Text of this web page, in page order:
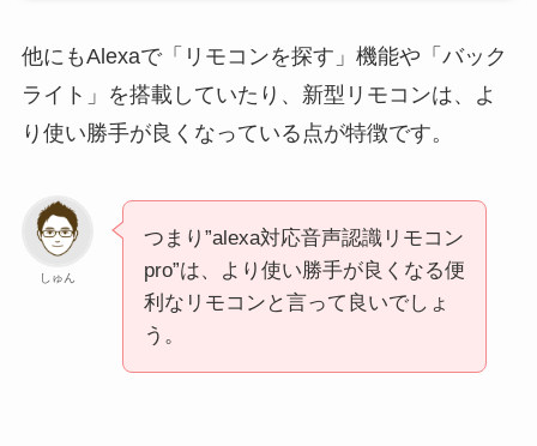
他にもAlexaで「リモコンを探す」機能や「バック
ライト」を搭載していたり、新型リモコンは、よ
り使い勝手が良くなっている点が特徴です。
しゅん
つまり”alexa対応音声認識リモコン
pro”は、より使い勝手が良くなる便
利なリモコンと言って良いでしょ
う。